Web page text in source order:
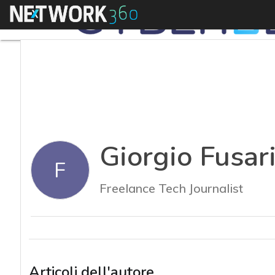
Menu
F Giorgio
Freelance Tech Journalist